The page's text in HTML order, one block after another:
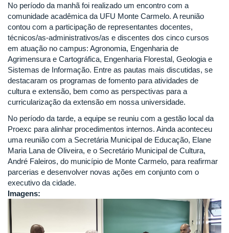
No período da manhã foi realizado um encontro com a
comunidade acadêmica da UFU Monte Carmelo. A reunião
contou com a participação de representantes docentes,
técnicos/as-administrativos/as e discentes dos cinco cursos
em atuação no campus: Agronomia, Engenharia de
Agrimensura e Cartográfica, Engenharia Florestal, Geologia e
Sistemas de Informação. Entre as pautas mais discutidas, se
destacaram os programas de fomento para atividades de
cultura e extensão, bem como as perspectivas para a
curricularização da extensão em nossa universidade.
No período da tarde, a equipe se reuniu com a gestão local da
Proexc para alinhar procedimentos internos. Ainda aconteceu
uma reunião com a Secretária Municipal de Educação, Elane
Maria Lana de Oliveira, e o Secretário Municipal de Cultura,
André Faleiros, do município de Monte Carmelo, para reafirmar
parcerias e desenvolver novas ações em conjunto com o
executivo da cidade.
Imagens: